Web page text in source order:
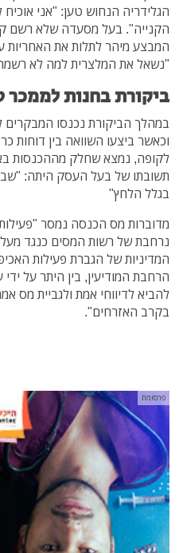
הגלידריה הנחוש טען: "אני
הקנייה". בעל מסעדה שלא רשם
המבצע מיהר לתלות את האחריות
"נשאל את המלצרית למה לא
ביקורת בחנות לממכר
במהלך הביקורת נכנסו המבקרים
וכאשר ביצעו השוואה בין דוחות
לקופה, נמצא שחלק מההכנסות
תשובתו של בעל העסק היתה:
בגלל הלחץ"
מדוברות מס הכנסה נמסר
נרחבת של רשות המסים כנגד
המדיניות של הגברת פעילות
הרחבת המודיעין, בין היתר על
להביא לדיווחי אמת ולגביית מס
בקרב האזרחים".
פרסומת